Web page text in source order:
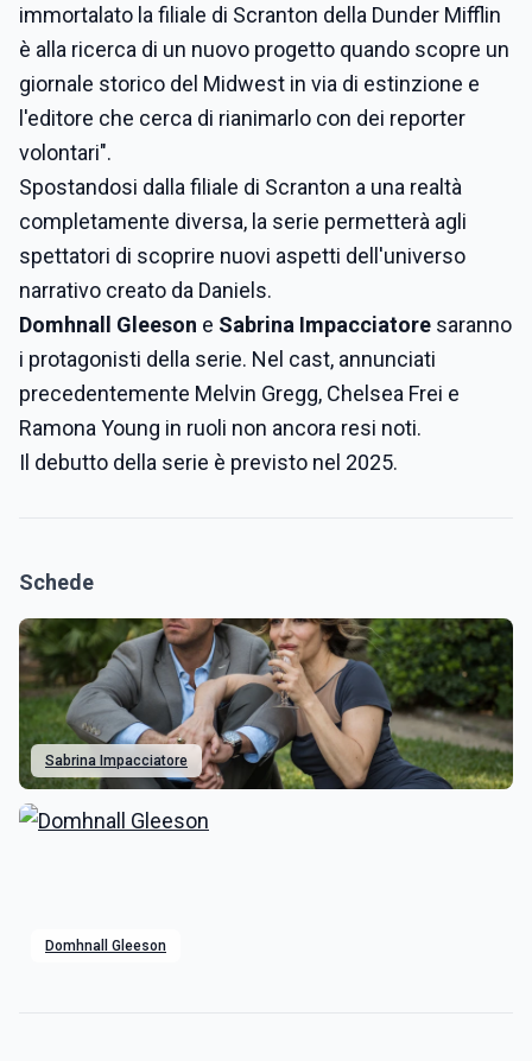
immortalato la filiale di Scranton della Dunder Mifflin
è alla ricerca di un nuovo progetto quando scopre un
giornale storico del Midwest in via di estinzione e
l'editore che cerca di rianimarlo con dei reporter
volontari".
Spostandosi dalla filiale di Scranton a una realtà
completamente diversa, la serie permetterà agli
spettatori di scoprire nuovi aspetti dell'universo
narrativo creato da Daniels.
Domhnall Gleeson e Sabrina Impacciatore saranno
i protagonisti della serie. Nel cast, annunciati
precedentemente Melvin Gregg, Chelsea Frei e
Ramona Young in ruoli non ancora resi noti.
Il debutto della serie è previsto nel 2025.
Schede
Sabrina Impacciatore
Domhnall Gleeson